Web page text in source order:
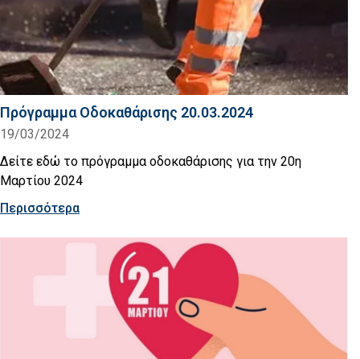
Πρόγραμμα Οδοκαθάρισης 20.03.2024
19/03/2024
Δείτε εδώ το πρόγραμμα οδοκαθάρισης για την 20η
Μαρτίου 2024
Περισσότερα